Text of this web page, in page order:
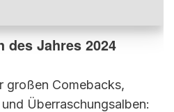
des Jahres 2024
großen Comebacks,
Überraschungsalben: